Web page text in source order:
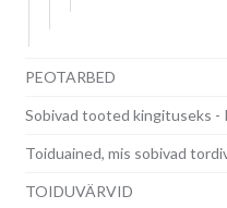
PEOTARBED
Sobivad tooted kingituseks -
Toiduained, mis sobivad
TOIDUVÄRVID